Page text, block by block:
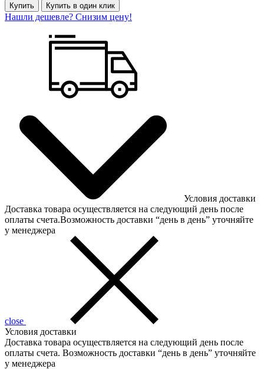
Купить Купить в один клик
Нашли дешевле? Снизим цену!
Условия доставки
Доставка товара осуществляется на следующий день после
оплаты счета.Возможность доставки “день в день” уточняйте
у менеджера
close
Условия доставки
Доставка товара осуществляется на следующий день после
оплаты счета. Возможность доставки “день в день” уточняйте
у менеджера